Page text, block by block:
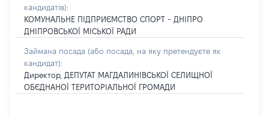
кандидатів):
КОМУНАЛЬНЕ ПІДПРИЄМСТВО СПОРТ - ДНІПРО
ДНІПРОВСЬКОЇ МІСЬКОЇ РАДИ
Займана посада (або посада, на яку претендуєте як
кандидат):
Директор, ДЕПУТАТ МАГДАЛИНІВСЬКОЇ СЕЛИЩНОЇ
ОБЄДНАНОЇ ТЕРИТОРІАЛЬНОЇ ГРОМАДИ